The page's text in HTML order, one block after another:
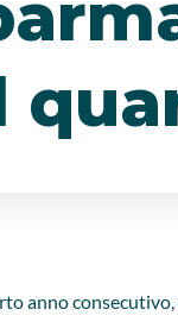
anno consecutivo,